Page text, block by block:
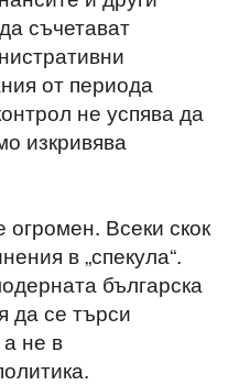
съчетават
от периода
не успява да
изкривява
огромен. Всеки скок
в „спекула“.
българска
да се търси
не в